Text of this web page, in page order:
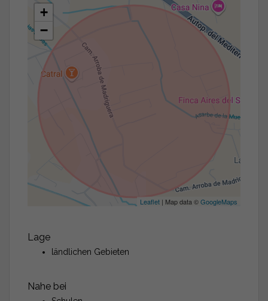
+
−
Leaflet | Map data ©GoogleMaps
Lage
ländlichen Gebieten
Nahe bei